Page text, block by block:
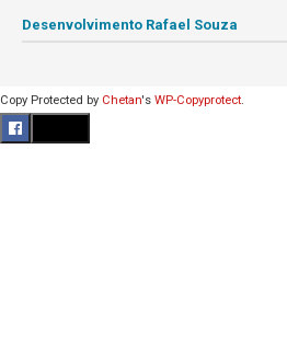
Desenvolvimento Rafael Souza
Copy Protected by Chetan's WP-Copyprotect.